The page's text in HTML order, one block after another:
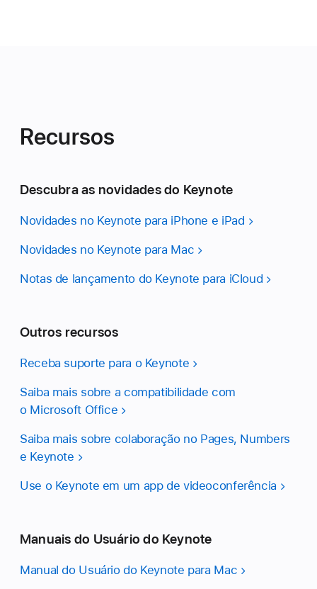
Recursos
Descubra as novidades do Keynote
Novidades no Keynote para iPhone e iPad
Novidades no Keynote para Mac
Notas de lançamento do Keynote para iCloud
Outros recursos
Receba suporte para o Keynote
Saiba mais sobre a compatibilidade com
o Microsoft Office
Saiba mais sobre colaboração no Pages, Numbers
e Keynote
Use o Keynote em um app de videoconferência
Manuais do Usuário do Keynote
Manual do Usuário do Keynote para Mac